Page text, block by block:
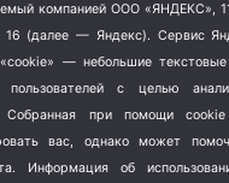
(1)
(262)
компанией ООО «ЯНДЕКС»,
16 (далее — Яндекс). Сервис
«cookie» — небольшие
пользователей с целью
Собранная при помощи
вас, однако может
Информация об